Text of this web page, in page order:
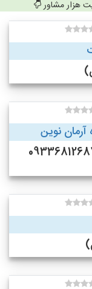
هزار مشاور
نوین
02188500457- 02188501079-